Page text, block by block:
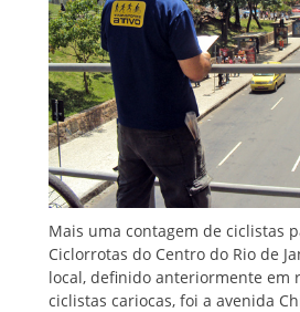
Mais uma contagem de ciclistas
Ciclorrotas do Centro do Rio de
local, definido anteriormente em
ciclistas cariocas, foi a avenida